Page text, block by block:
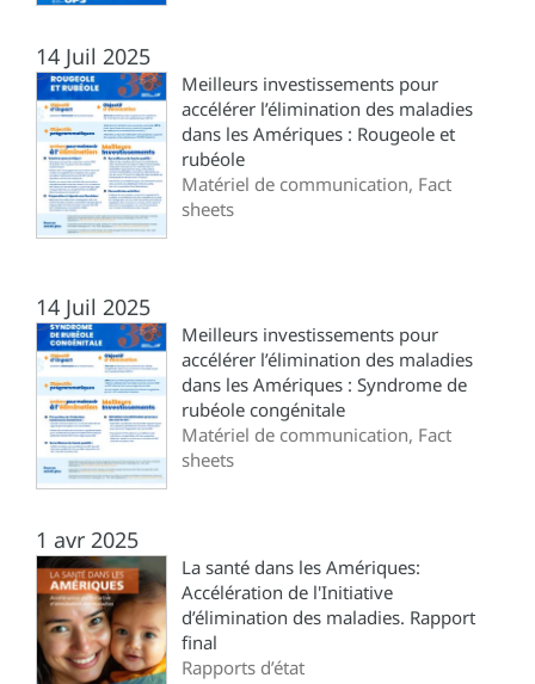
14 Juil 2025
Meilleurs investissements pour
accélérer l’élimination des maladies
dans les Amériques : Rougeole et
rubéole
Matériel de communication, Fact
sheets
14 Juil 2025
Meilleurs investissements pour
accélérer l’élimination des maladies
dans les Amériques : Syndrome de
rubéole congénitale
Matériel de communication, Fact
sheets
1 avr 2025
La santé dans les Amériques:
Accélération de l'Initiative
d’élimination des maladies. Rapport
final
Rapports d’état